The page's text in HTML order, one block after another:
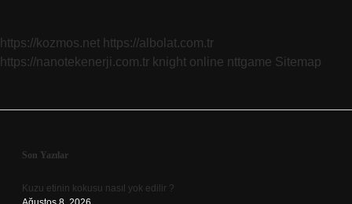
https://kozmos.net https://albolat.com.tr
https://nanotekenerji.com.tr knight online nttgame Sitemap
Sidebar
Son Yazılar
Kuzu etinin kokusu nasıl yok edilir ?